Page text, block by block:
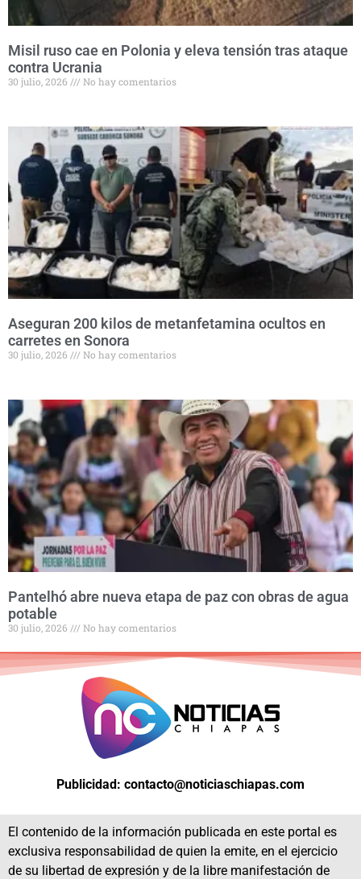
Misil ruso cae en Polonia y eleva tensión tras ataque
contra Ucrania
30 julio, 2026 No hay comentarios
Aseguran 200 kilos de metanfetamina ocultos en
carretes en Sonora
30 julio, 2026 No hay comentarios
Pantelhó abre nueva etapa de paz con obras de agua
potable
30 julio, 2026 No hay comentarios
Publicidad: contacto@noticiaschiapas.com
El contenido de la información publicada en este portal es
exclusiva responsabilidad de quien la emite, en el ejercicio
de su libertad de expresión y de la libre manifestación de